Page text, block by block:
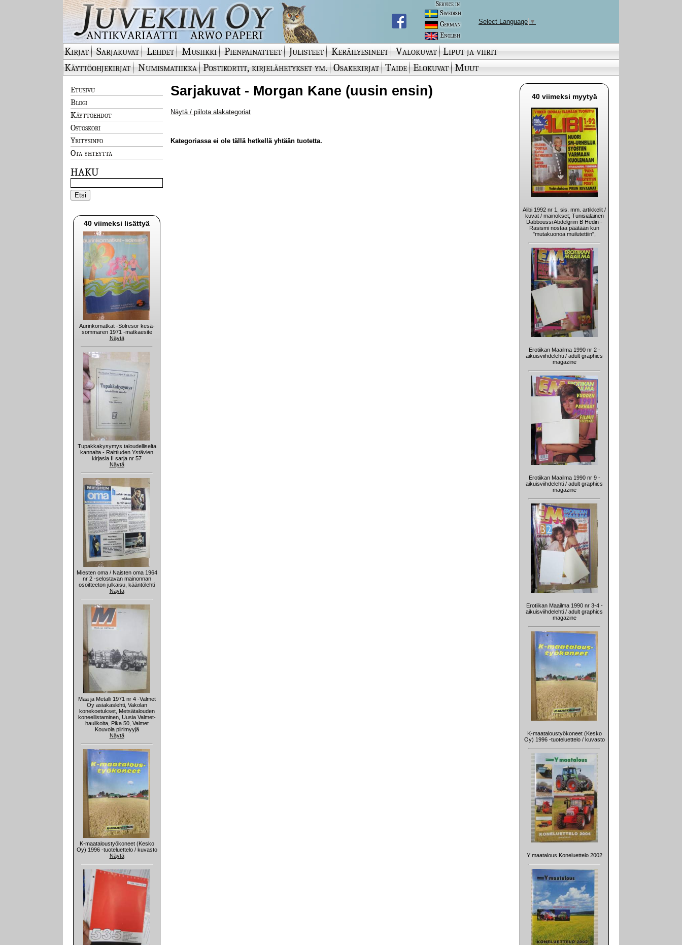
Service in
Swedish
German
English
Select Language ▼
Kirjat Sarjakuvat Lehdet Musiikki Pienpainatteet Julisteet Keräilyesineet Valokuvat Liput ja viirit
Käyttöohjekirjat
Numismatiikka Postikortit, kirjelähetykset ym. Osakekirjat Taide Elokuvat Muut
Etusivu
Blogi
Käyttöehdot
Ostoskori
Yritysinfo
Ota yhteyttä
HAKU
40 viimeksi lisättyä
Aurinkomatkat -Solresor kesä-
sommaren 1971 -matkaesite
Näytä
Tupakkakysymys taloudelliselta
kannalta - Raittiuden Ystävien
kirjasia II sarja nr 57
Näytä
Miesten oma / Naisten oma 1964
nr 2 -selostavan mainonnan
osoitteeton julkaisu, kääntölehti
Näytä
Maa ja Metalli 1971 nr 4 -Valmet
Oy asiakaslehti, Vakolan
konekoetukset, Metsätalouden
koneellistaminen, Uusia Valmet-
haulikoita, Pika 50, Valmet
Kouvola piirimyyjä
Näytä
K-maataloustyökoneet (Kesko
Oy) 1996 -tuoteluettelo / kuvasto
Näytä
Sarjakuvat - Morgan Kane (uusin ensin)
Näytä / piilota alakategoriat
Kategoriassa ei ole tällä hetkellä yhtään tuotetta.
40 viimeksi myytyä
Alibi 1992 nr 1, sis. mm. artikkelit /
kuvat / mainokset; Tunisialainen
Dabboussi Abdelgrim B Hedin -
Rasismi nostaa päätään kun
"mutakuonoa muilutettiin",
Erotiikan Maailma 1990 nr 2 -
aikuisviihdelehti / adult graphics
magazine
Erotiikan Maailma 1990 nr 9 -
aikuisviihdelehti / adult graphics
magazine
Erotiikan Maailma 1990 nr 3-4 -
aikuisviihdelehti / adult graphics
magazine
K-maataloustyökoneet (Kesko
Oy) 1996 -tuoteluettelo / kuvasto
Y maatalous Koneluettelo 2002